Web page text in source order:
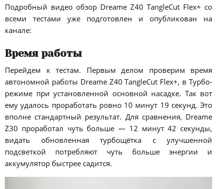
Подробный видео обзор Dreame Z40 TangleCut Flex+ со
всеми тестами уже подготовлен и опубликован на
канале:
Время работы
Перейдем к тестам. Первым делом проверим время
автономной работы Dreame Z40 TangleCut Flex+, в Турбо-
режиме при установленной основной насадке. Так вот
ему удалось проработать ровно 10 минут 19 секунд. Это
вполне стандартный результат. Для сравнения, Dreame
Z30 проработал чуть больше — 12 минут 42 секунды,
видать обновленная турбощётка с улучшенной
подсветкой потребляют чуть больше энергии и
аккумулятор быстрее садится.